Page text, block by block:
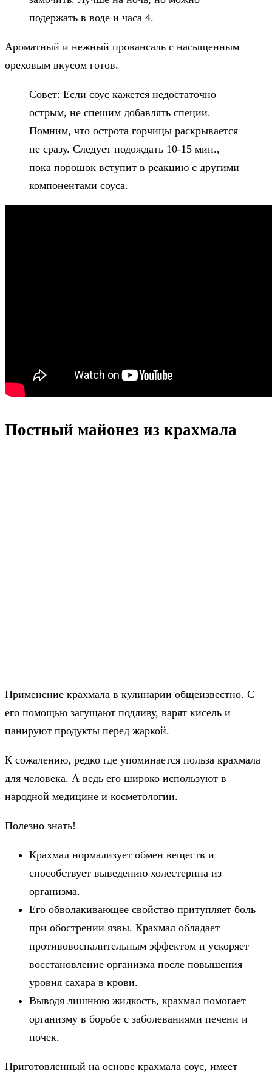
подержать в воде и часа 4.
Ароматный и нежный провансаль с насыщенным
ореховым вкусом готов.
Совет: Если соус кажется недостаточно
острым, не спешим добавлять специи.
Помним, что острота горчицы раскрывается
не сразу. Следует подождать 10-15 мин.,
пока порошок вступит в реакцию с другими
компонентами соуса.
Постный майонез из крахмала
Применение крахмала в кулинарии общеизвестно. С
его помощью загущают подливу, варят кисель и
панируют продукты перед жаркой.
К сожалению, редко где упоминается польза крахмала
для человека. А ведь его широко используют в
народной медицине и косметологии.
Полезно знать!
Крахмал нормализует обмен веществ и
способствует выведению холестерина из
организма.
Его обволакивающее свойство притупляет боль
при обострении язвы. Крахмал обладает
противовоспалительным эффектом и ускоряет
восстановление организма после повышения
уровня сахара в крови.
Выводя лишнюю жидкость, крахмал помогает
организму в борьбе с заболеваниями печени и
почек.
Приготовленный на основе крахмала соус, имеет